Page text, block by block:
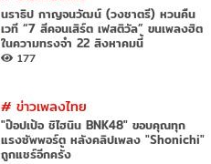
นราธิป กาญจนวัฒน์ (วงชาตรี) หวนคืน
เวที “7 สีคอนเสิร์ต เฟสติวัล” ขนเพลงฮิต
ในความทรงจำ 22 สิงหาคมนี้
177
# ข่าวเพลงไทย
"ป๊อปเป้อ ชิไฮนิน BNK48" ขอบคุณทุก
แรงซัพพอร์ต หลังคลิปเพลง "Shonichi"
ถูกแชร์อีกครั้ง